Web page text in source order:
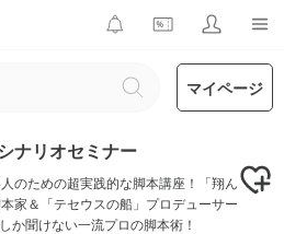
マイページ
ナリオセミナー
のための超実践的な脚本講座！「翔ん
家＆「テセウスの船」プロデューサー
か聞けない一流プロの脚本術！